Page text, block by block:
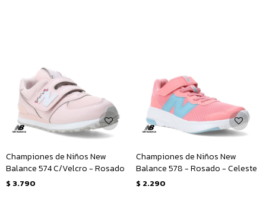
Championes de Niños New
Balance 574 C/Velcro - Rosado
$ 3.790
Championes de Niños New
Balance 578 - Rosado - Celeste
$ 2.290